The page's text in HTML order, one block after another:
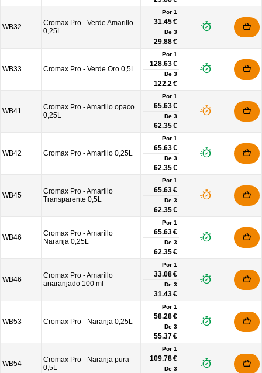
WB32
Cromax Pro - Verde Amarillo
0,25L
Por 1
31.45 €
De 3
29.88 €
WB33 Cromax Pro - Verde Oro 0,5L
Por 1
128.63 €
De 3
122.2 €
WB41
Cromax Pro - Amarillo opaco
0,25L
Por 1
65.63 €
De 3
62.35 €
WB42 Cromax Pro - Amarillo 0,25L
Por 1
65.63 €
De 3
62.35 €
WB45
Cromax Pro - Amarillo
Transparente 0,5L
Por 1
65.63 €
De 3
62.35 €
WB46
Cromax Pro - Amarillo
Naranja 0,25L
Por 1
65.63 €
De 3
62.35 €
WB46
Cromax Pro - Amarillo
anaranjado 100 ml
Por 1
33.08 €
De 3
31.43 €
WB53 Cromax Pro - Naranja 0,25L
Por 1
58.28 €
De 3
55.37 €
WB54
Cromax Pro - Naranja pura
0,5L
Por 1
109.78 €
De 3